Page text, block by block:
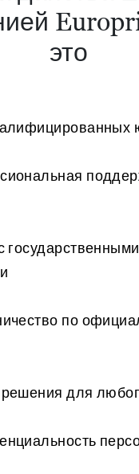
это
государственными
по
для